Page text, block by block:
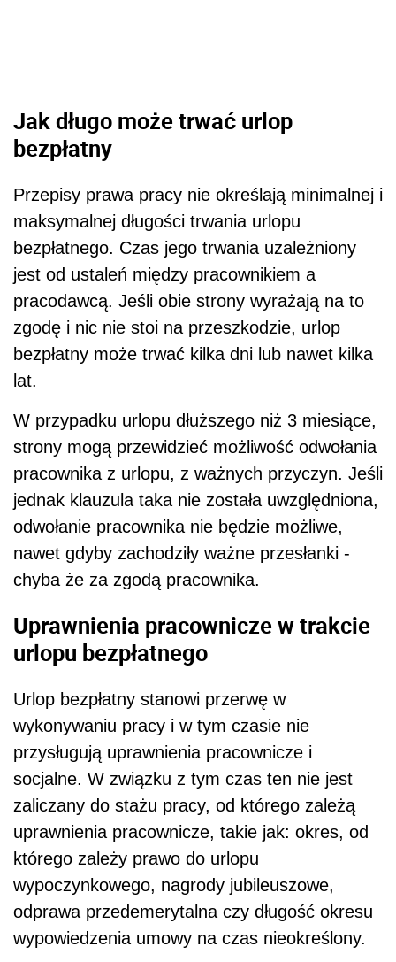
Jak długo może trwać urlop
bezpłatny
Przepisy prawa pracy nie określają minimalnej i
maksymalnej długości trwania urlopu
bezpłatnego. Czas jego trwania uzależniony
jest od ustaleń między pracownikiem a
pracodawcą. Jeśli obie strony wyrażają na to
zgodę i nic nie stoi na przeszkodzie, urlop
bezpłatny może trwać kilka dni lub nawet kilka
lat.
W przypadku urlopu dłuższego niż 3 miesiące,
strony mogą przewidzieć możliwość odwołania
pracownika z urlopu, z ważnych przyczyn. Jeśli
jednak klauzula taka nie została uwzględniona,
odwołanie pracownika nie będzie możliwe,
nawet gdyby zachodziły ważne przesłanki -
chyba że za zgodą pracownika.
Uprawnienia pracownicze w trakcie
urlopu bezpłatnego
Urlop bezpłatny stanowi przerwę w
wykonywaniu pracy i w tym czasie nie
przysługują uprawnienia pracownicze i
socjalne. W związku z tym czas ten nie jest
zaliczany do stażu pracy, od którego zależą
uprawnienia pracownicze, takie jak: okres, od
którego zależy prawo do urlopu
wypoczynkowego, nagrody jubileuszowe,
odprawa przedemerytalna czy długość okresu
wypowiedzenia umowy na czas nieokreślony.